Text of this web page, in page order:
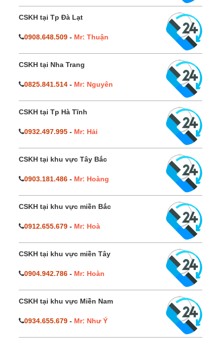
CSKH tại Tp Đà Lạt
0908.648.509 - Mr: Thuận
CSKH tại Nha Trang
0825.841.514 - Mr: Nguyên
CSKH tại Tp Hà Tĩnh
0932.497.995 - Mr: Hải
CSKH tại khu vực Tây Bắc
0903.181.486 - Mr: Hoàng
CSKH tại khu vực miền Bắc
0912.655.679 - Mr: Hoà
CSKH tại khu vực miền Tây
0904.942.786 - Mr: Hoàn
CSKH tại khu vực Miền Nam
0934.655.679 - Mr: Như Ý